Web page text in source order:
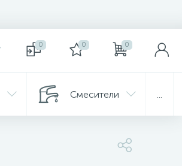
0 0 0
Смесители